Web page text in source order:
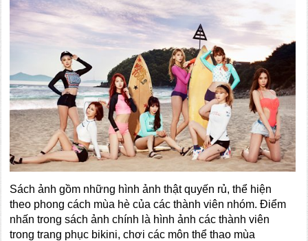
Sách ảnh gồm những hình ảnh thật quyến rủ, thể hiện
theo phong cách mùa hè của các thành viên nhóm. Điểm
nhấn trong sách ảnh chính là hình ảnh các thành viên
trong trang phục bikini, chơi các môn thể thao mùa